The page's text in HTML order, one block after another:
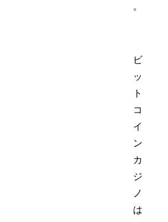
。
ビ
ッ
ト
コ
イ
ン
カ
ジ
ノ
は